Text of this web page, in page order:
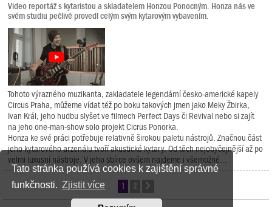
Tato stránka používá cookies k zajištění správné
funkčnosti. Zjistit více
Video reportáž s kytaristou a skladatelem Honzou Ponocným. Honza nás ve
svém studiu pečlivě provedl celým svým kytarovým vybavením.
Tohoto výrazného muzikanta, zakladatele legendární česko-americké kapely
Circus Praha, můžeme vídat též po boku takových jmen jako Meky Žbirka,
Ivan Král, jeho hudbu slyšet ve filmech Perfect Days či Revival nebo si zajít
na jeho one-man-show solo projekt Cicrus Ponorka.
Honza ke své práci potřebuje relativně širokou paletu nástrojů. Značnou část
jeho kytarového arzenálu tvoří akustické kytary. Od těch nejobyčejnější až po
velmi luxusní nástroje. V jeho sbírce ovšem najdeme i všemožné...
1 2